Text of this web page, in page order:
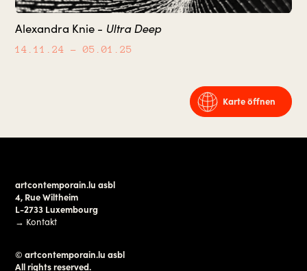
Alexandra Knie - Ultra Deep
14.11.24 – 05.01.25
Karte öffnen
artcontemporain.lu asbl
4, Rue Wiltheim
L-2733 Luxembourg
→ Kontakt
© artcontemporain.lu asbl
All rights reserved.